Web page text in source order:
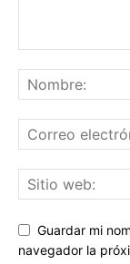
Guardar mi
navegador la